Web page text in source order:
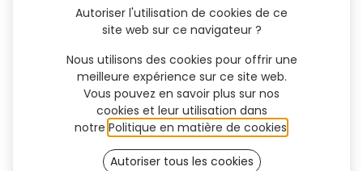
Autoriser l'utilisation de cookies de ce
site web sur ce navigateur ?
Nous utilisons des cookies pour offrir une
meilleure expérience sur ce site web.
Vous pouvez en savoir plus sur nos
cookies et leur utilisation dans
notre Politique en matière de cookies
Autoriser tous les cookies